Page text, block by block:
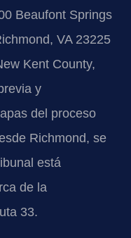
Beaufont Springs
VA 23225
Kent County,
y
del proceso
Richmond, se
está
de la
33.